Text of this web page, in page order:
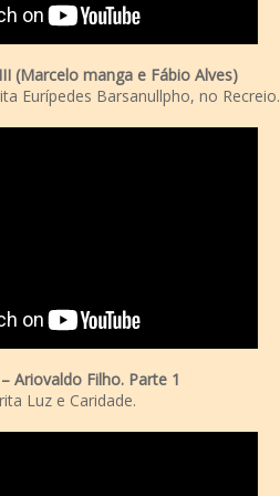
(Marcelo manga e Fábio Alves)
Eurípedes Barsanullpho, no Recreio.
Ariovaldo Filho. Parte 1
Luz e Caridade.